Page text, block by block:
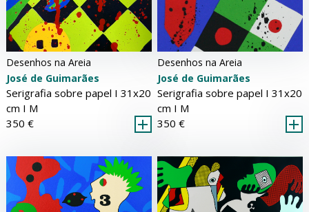
Desenhos na Areia
José de Guimarães
Serigrafia sobre papel Ι 31x20
cm Ι M
350 €
Desenhos na Areia
José de Guimarães
Serigrafia sobre papel Ι 31x20
cm Ι M
350 €